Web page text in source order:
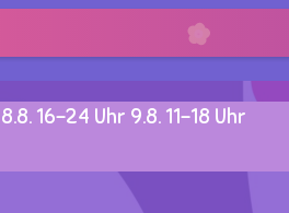
16-24 Uhr 9.8. 11-18 Uhr